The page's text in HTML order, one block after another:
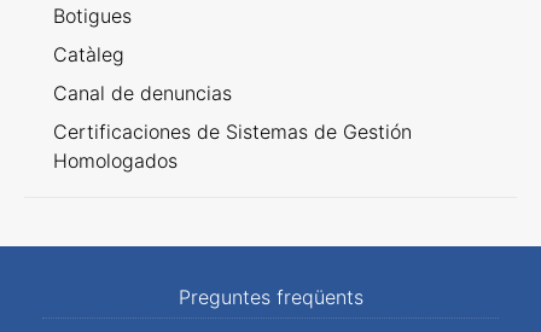
Botigues
Catàleg
Canal de denuncias
Certificaciones de Sistemas de Gestión
Homologados
Preguntes freqüents